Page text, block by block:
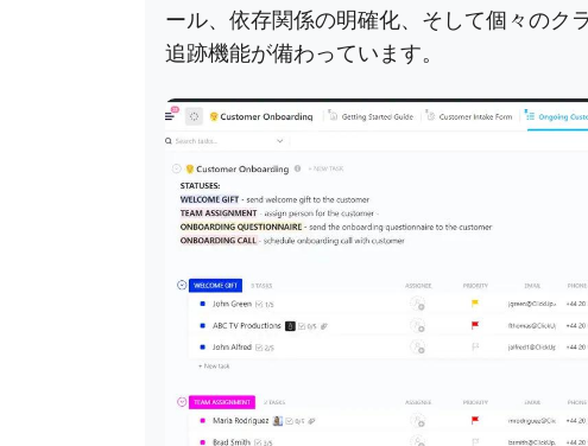
ール、依存関係の明確化、そして個々のク
追跡機能が備わっています。